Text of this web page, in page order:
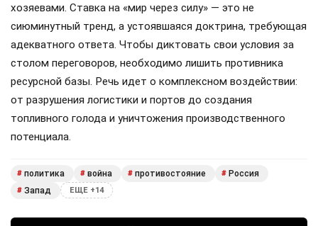
хозяевами. Ставка на «мир через силу» — это не
сиюминутный тренд, а устоявшаяся доктрина, требующая
адекватного ответа. Чтобы диктовать свои условия за
столом переговоров, необходимо лишить противника
ресурсной базы. Речь идет о комплексном воздействии:
от разрушения логистики и портов до создания
топливного голода и уничтожения производственного
потенциала.
# политика # война # противостояние # Россия
# Запад ЕЩЕ +14